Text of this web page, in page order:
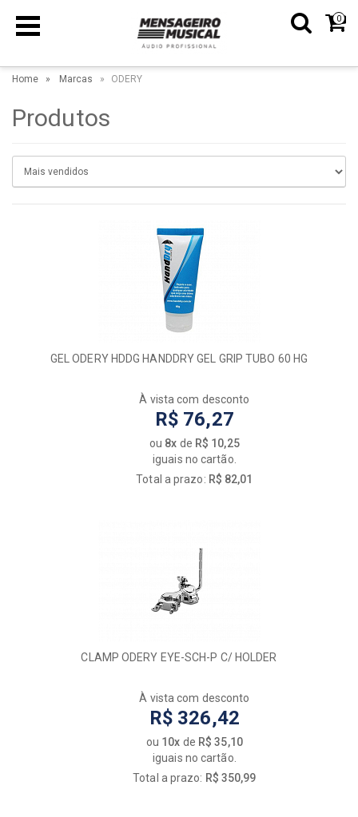
0
Home Marcas ODERY
Produtos
GEL ODERY HDDG HANDDRY GEL GRIP TUBO 60 HG
À vista com desconto
R$ 76,27
ou 8x de R$ 10,25
iguais no cartão.
Total a prazo: R$ 82,01
CLAMP ODERY EYE-SCH-P C/ HOLDER
À vista com desconto
R$ 326,42
ou 10x de R$ 35,10
iguais no cartão.
Total a prazo: R$ 350,99